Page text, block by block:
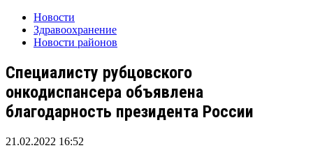
Новости
Здравоохранение
Новости районов
Специалисту рубцовского
онкодиспансера объявлена
благодарность президента России
21.02.2022 16:52